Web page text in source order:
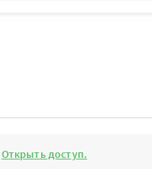
Открыть доступ.